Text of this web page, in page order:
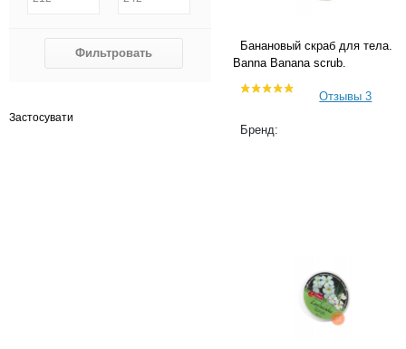
Банановый скраб для тела.
Banna Banana scrub.
Отзывы 3
Бренд:
Фильтровать
Застосувати